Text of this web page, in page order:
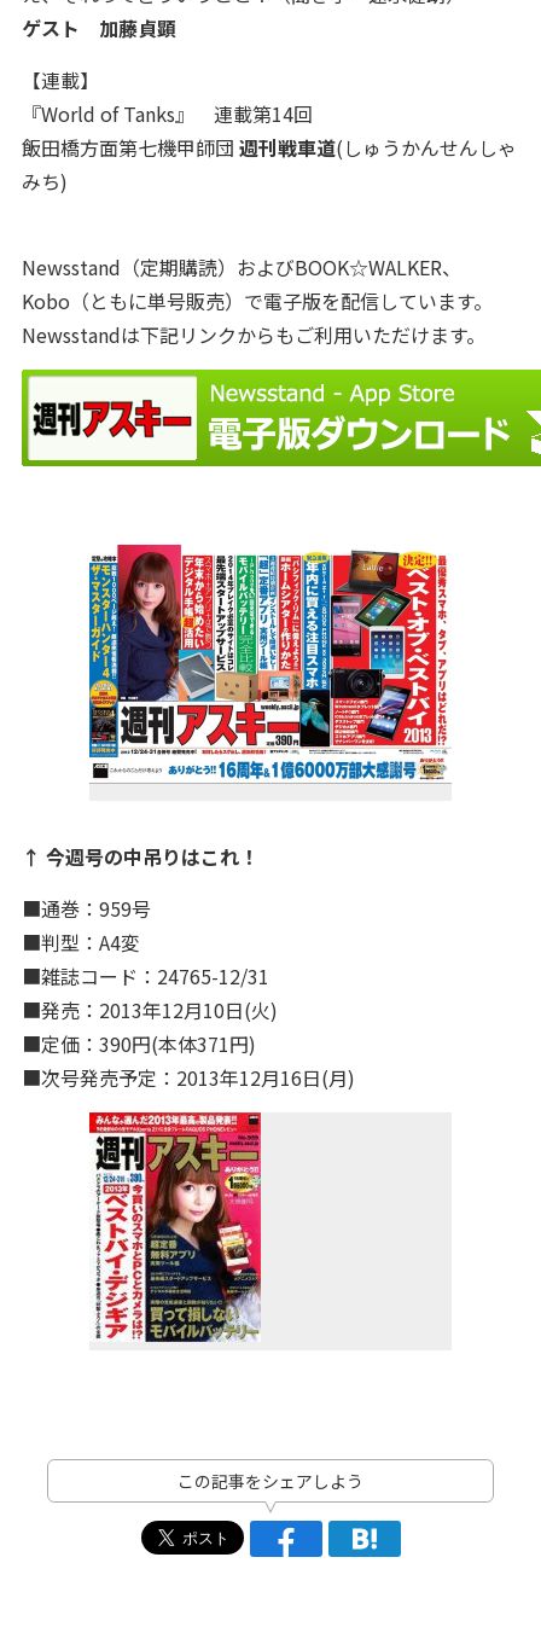
ゲスト 加藤貞顕
【連載】
『World of Tanks』 連載第14回
飯田橋方面第七機甲師団 週刊戦車道(しゅうかんせんしゃ
みち)
Newsstand（定期購読）およびBOOK☆WALKER、
Kobo（ともに単号販売）で電子版を配信しています。
Newsstandは下記リンクからもご利用いただけます。
↑ 今週号の中吊りはこれ！
■通巻：959号
■判型：A4変
■雑誌コード：24765-12/31
■発売：2013年12月10日(火)
■定価：390円(本体371円)
■次号発売予定：2013年12月16日(月)
この記事をシェアしよう